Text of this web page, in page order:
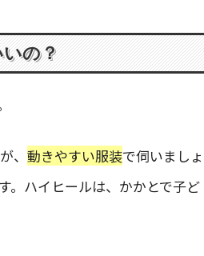
の？
、 動きやすい服装で伺いましょ
。ハイヒールは、かかとで子ど